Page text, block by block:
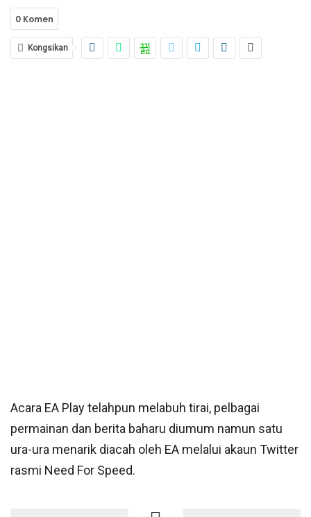
0 Komen
Kongsikan
Acara EA Play telahpun melabuh tirai, pelbagai
permainan dan berita baharu diumum namun satu
ura-ura menarik diacah oleh EA melalui akaun Twitter
rasmi Need For Speed.